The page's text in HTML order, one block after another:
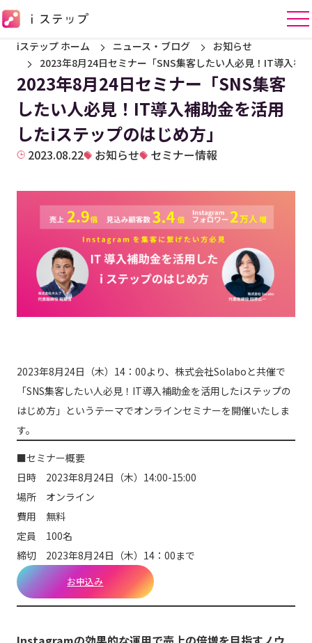
iステップ ホーム ニュース・ブログ
お知らせ
2023年8月24日セミナー「SNS集客したい人必見！IT導入補
2023年8月24日セミナー「SNS集客
したい人必見！IT導入補助金を活用
したiステップのはじめ方」
2023.08.22 お知らせ セミナー情報
2023年8月24日（木）14：00より、株式会社Solaboと共催で
「SNS集客したい人必見！IT導入補助金を活用したiステップの
はじめ方」というテーマでオンラインセミナーを開催いたしま
す。
■セミナー概要
日時 2023年8月24日（木）14:00-15:00
場所 オンライン
費用 無料
定員 100名
締切 2023年8月24日（木）14：00まで
お申込み